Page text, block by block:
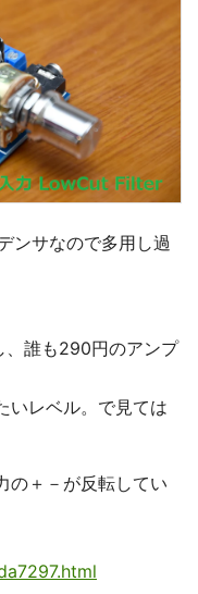
ンサなので多用し過
、誰も290円のアンプ
いレベル。で見ては
の＋－が反転してい